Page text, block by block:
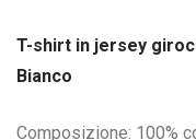
T-shirt in jersey
Bianco
Composizione: 100%